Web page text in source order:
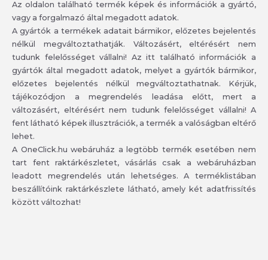
Az oldalon található termék képek és információk a gyártó,
vagy a forgalmazó által megadott adatok.
A gyártók a termékek adatait bármikor, előzetes bejelentés
nélkül megváltoztathatják. Változásért, eltérésért nem
tudunk felelősséget vállalni! Az itt található információk a
gyártók által megadott adatok, melyet a gyártók bármikor,
előzetes bejelentés nélkül megváltoztathatnak. Kérjük,
tájékozódjon a megrendelés leadása előtt, mert a
változásért, eltérésért nem tudunk felelősséget vállalni! A
fent látható képek illusztrációk, a termék a valóságban eltérő
lehet.
A OneClick.hu webáruház a legtöbb termék esetében nem
tart fent raktárkészletet, vásárlás csak a webáruházban
leadott megrendelés után lehetséges. A terméklistában
beszállítóink raktárkészlete látható, amely két adatfrissítés
között változhat!